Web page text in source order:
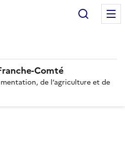
Comté
de l’agriculture et de